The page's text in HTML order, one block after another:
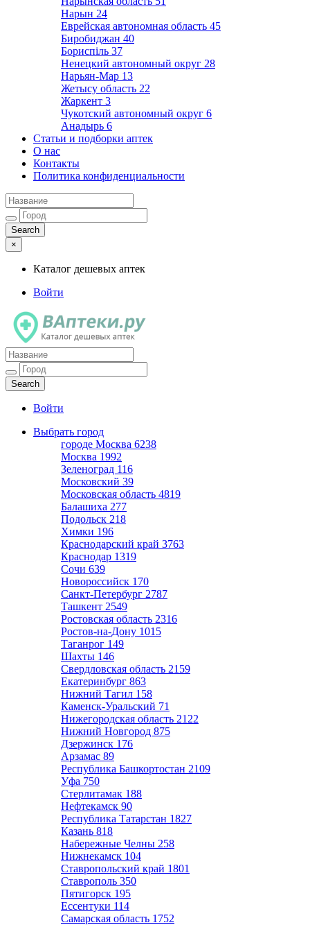
Нарын 24
Еврейская автономная область 45
Биробиджан 40
Бориспіль 37
Ненецкий автономный округ 28
Нарьян-Мар 13
Жетысу область 22
Жаркент 3
Чукотский автономный округ 6
Анадырь 6
Статьи и подборки аптек
О нас
Контакты
Политика конфиденциальности
×
Каталог дешевых аптек
Войти
Каталог дешевых аптек
Войти
Выбрать город
городе Москва 6238
Москва 1992
Зеленоград 116
Московский 39
Московская область 4819
Балашиха 277
Подольск 218
Химки 196
Краснодарский край 3763
Краснодар 1319
Сочи 639
Новороссийск 170
Санкт-Петербург 2787
Ташкент 2549
Ростовская область 2316
Ростов-на-Дону 1015
Таганрог 149
Шахты 146
Свердловская область 2159
Екатеринбург 863
Нижний Тагил 158
Каменск-Уральский 71
Нижегородская область 2122
Нижний Новгород 875
Дзержинск 176
Арзамас 89
Республика Башкортостан 2109
Уфа 750
Стерлитамак 188
Нефтекамск 90
Республика Татарстан 1827
Казань 818
Набережные Челны 258
Нижнекамск 104
Ставропольский край 1801
Ставрополь 350
Пятигорск 195
Ессентуки 114
Самарская область 1752